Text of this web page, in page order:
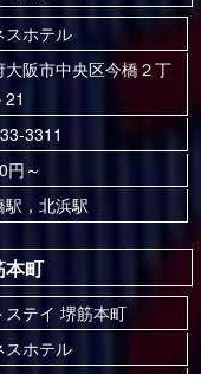
スホテル
大阪市中央区今橋２丁
21
3311
円～
駅，北浜駅
本町
ステイ 堺筋本町
スホテル